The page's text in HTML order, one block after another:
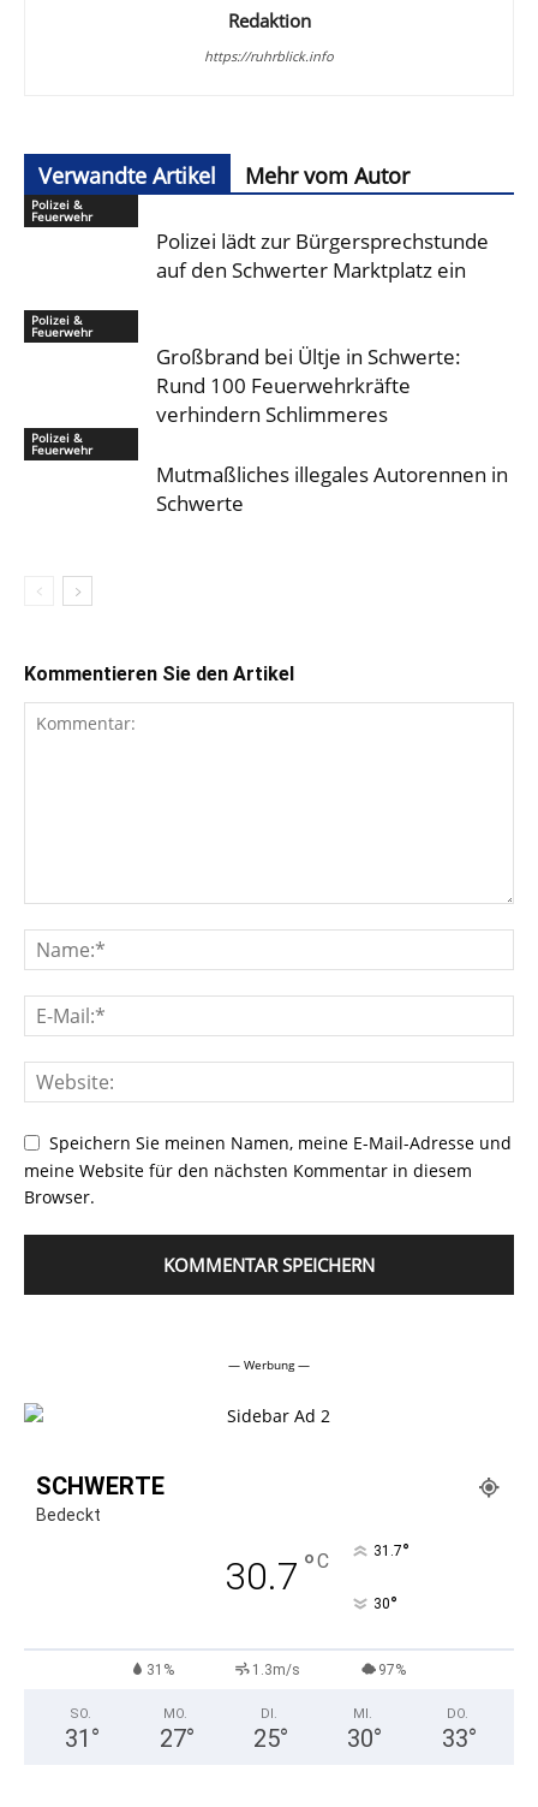
Redaktion
https://ruhrblick.info
Verwandte Artikel Mehr vom Autor
Polizei &
Feuerwehr
Polizei lädt zur Bürgersprechstunde
auf den Schwerter Marktplatz ein
Polizei &
Feuerwehr
Großbrand bei Ültje in Schwerte:
Rund 100 Feuerwehrkräfte
verhindern Schlimmeres
Polizei &
Feuerwehr
Mutmaßliches illegales Autorennen in
Schwerte
Kommentieren Sie den Artikel
Speichern Sie meinen Namen, meine E-Mail-Adresse und
meine Website für den nächsten Kommentar in diesem
Browser.
— Werbung —
SCHWERTE
Bedeckt
30.7 °C 31.7°
30°
31% 1.3m/s 97%
SO.
31 °
MO.
27°
DI.
25°
MI.
30°
DO.
33°